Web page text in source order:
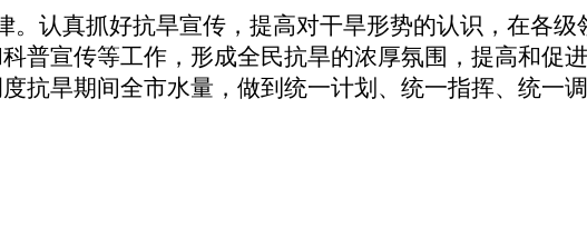
。认真抓好抗旱宣传，提高对干旱形势的认识，在各
普宣传等工作，形成全民抗旱的浓厚氛围，提高和促
抗旱期间全市水量，做到统一计划、统一指挥、统一